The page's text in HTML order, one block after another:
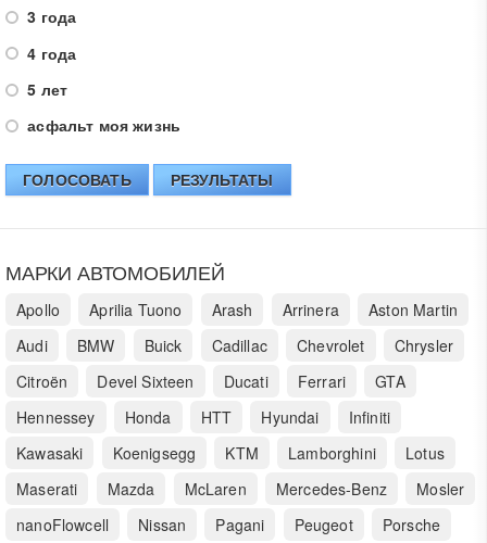
3 года
4 года
5 лет
асфальт моя жизнь
ГОЛОСОВАТЬ РЕЗУЛЬТАТЫ
МАРКИ АВТОМОБИЛЕЙ
Apollo Aprilia Tuono Arash Arrinera
Aston Martin
Audi
BMW Buick Cadillac Chevrolet
Chrysler
Citroën
Devel Sixteen Ducati Ferrari
GTA
Hennessey
Honda HTT Hyundai
Infiniti
Kawasaki
Koenigsegg KTM Lamborghini
Lotus
Maserati
Mazda McLaren Mercedes-Benz
Mosler
nanoFlowcell
Nissan Pagani Peugeot
Porsche